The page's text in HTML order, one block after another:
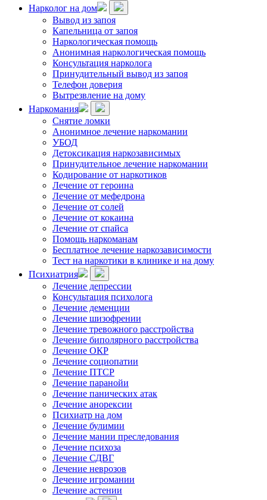
Нарколог на дом
Вывод из запоя
Капельница от запоя
Наркологическая помощь
Анонимная наркологическая помощь
Консультация нарколога
Принудительный вывод из запоя
Телефон доверия
Вытрезвление на дому
Наркомания
Снятие ломки
Анонимное лечение наркомании
УБОД
Детоксикация наркозависимых
Принудительное лечение наркомании
Кодирование от наркотиков
Лечение от героина
Лечение от мефедрона
Лечение от солей
Лечение от кокаина
Лечение от спайса
Помощь наркоманам
Бесплатное лечение наркозависимости
Тест на наркотики в клинике и на дому
Психиатрия
Лечение депрессии
Консультация психолога
Лечение деменции
Лечение шизофрении
Лечение тревожного расстройства
Лечение биполярного расстройства
Лечение ОКР
Лечение социопатии
Лечение ПТСР
Лечение паранойи
Лечение панических атак
Лечение анорексии
Психиатр на дом
Лечение булимии
Лечение мании преследования
Лечение психоза
Лечение СДВГ
Лечение неврозов
Лечение игромании
Лечение астении